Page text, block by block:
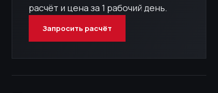
расчёт и цена за 1 рабочий день.
Запросить расчёт